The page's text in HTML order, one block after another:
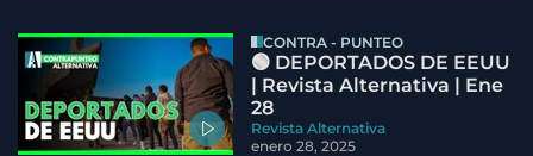
CONTRA - PUNTEO
🟢 DEPORTADOS DE EEUU
| Revista Alternativa | Ene
28
Revista Alternativa
enero 28, 2025